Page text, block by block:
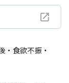
・食欲不振・